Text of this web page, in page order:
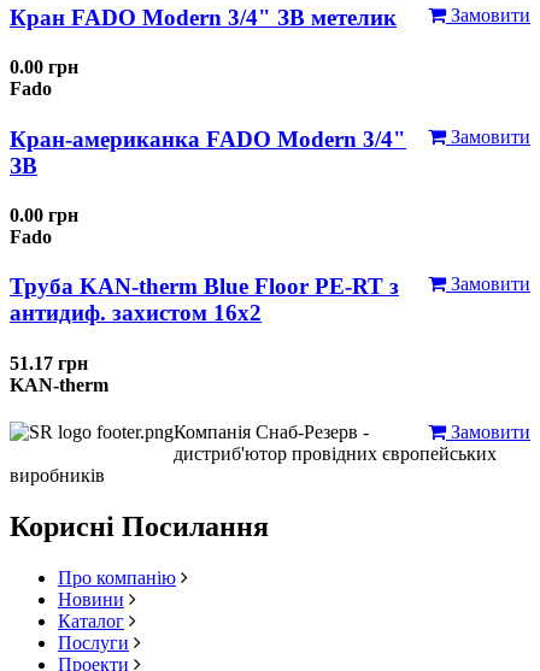
Замовити
Кран FADO Modern 3/4" ЗВ метелик
0.00 грн
Fado
Замовити
Кран-американка FADO Modern 3/4"
ЗВ
0.00 грн
Fado
Замовити
Труба KAN-therm Blue Floor PE-RT з
антидиф. захистом 16х2
51.17 грн
KAN-therm
Замовити
Компанія Снаб-Резерв -
дистриб'ютор провідних європейських
виробників
Корисні Посилання
Про компанію
Новини
Каталог
Послуги
Проекти